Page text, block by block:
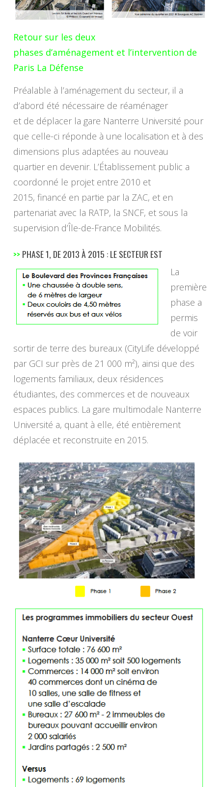
Retour sur les deux
phases d’aménagement et l’intervention de
Paris La Défense
Préalable à l’aménagement du secteur, il a
d’abord été nécessaire de réaménager
et de déplacer la gare Nanterre Université pour
que celle-ci réponde à une localisation et à des
dimensions plus adaptées au nouveau
quartier en devenir. L’Établissement public a
coordonné le projet entre 2010 et
2015, financé en partie par la ZAC, et en
partenariat avec la RATP, la SNCF, et sous la
supervision d’Île-de-France Mobilités.
>> PHASE 1, DE 2013 À 2015 : LE SECTEUR EST
La
première
phase a
permis
de voir
sortir de terre des bureaux (CityLife développé
par GCI sur près de 21 000 m²), ainsi que des
logements familiaux, deux résidences
étudiantes, des commerces et de nouveaux
espaces publics. La gare multimodale Nanterre
Université a, quant à elle, été entièrement
déplacée et reconstruite en 2015.